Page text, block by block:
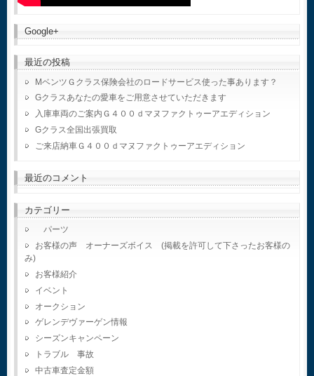
Google+
最近の投稿
MベンツＧクラス保険会社のロードサービス使った事あります？
Gクラスあなたの愛車をご用意させていただきます
入庫車両のご案内Ｇ４００ｄマヌファクトゥーアエディション
Gクラス全国出張買取
ご来店納車Ｇ４００ｄマヌファクトゥーアエディション
最近のコメント
カテゴリー
パーツ
お客様の声 オーナーズボイス (掲載を許可して下さったお客様の
み)
お客様紹介
イベント
オークション
ゲレンデヴァーゲン情報
シーズンキャンペーン
トラブル 事故
中古車査定金額